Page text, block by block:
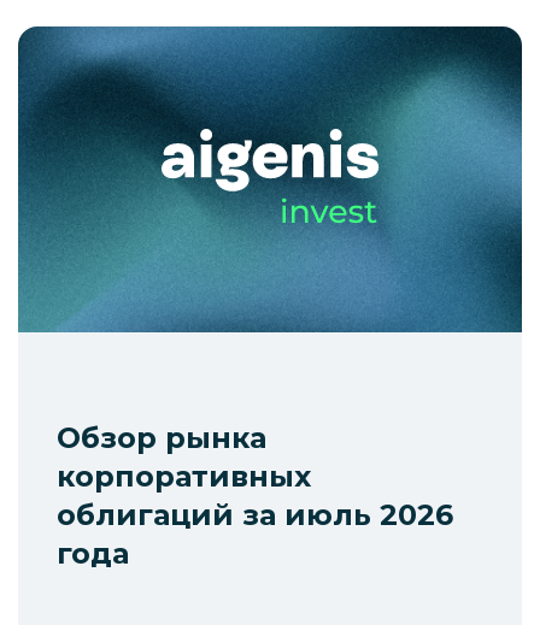
Обзор рынка
корпоративных
облигаций за июль 2026
года